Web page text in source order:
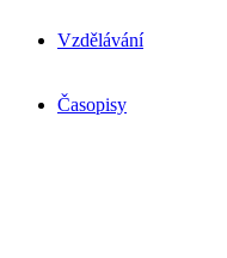
Vzdělávání
Časopisy